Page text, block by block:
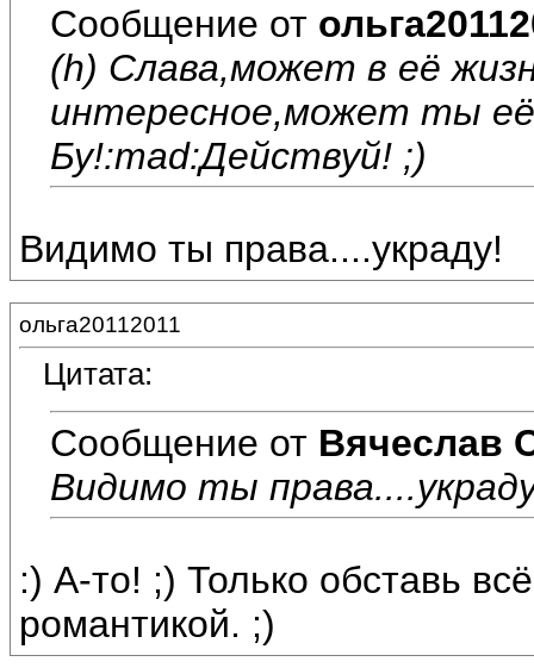
Сообщение от
(h) Слава,может в её
интересное,может ты
Бу!:mad:Действуй! ;)
Видимо ты права....украду!
ольга20112011
Цитата:
Сообщение от Вячеслав
Видимо ты
:) А-то! ;) Только обставь
романтикой. ;)